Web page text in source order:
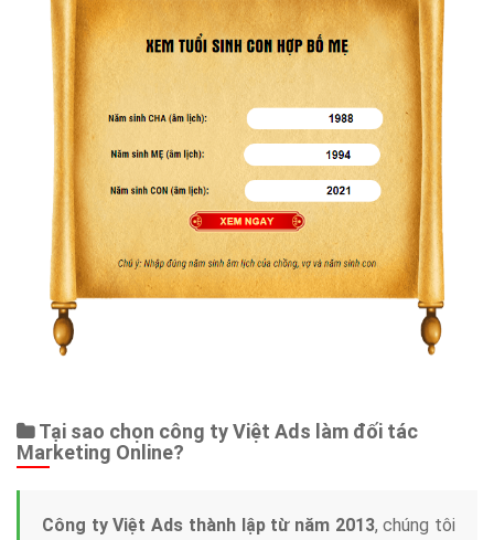
Tại sao chọn công ty Việt Ads làm đối tác
Marketing Online?
Công ty Việt Ads thành lập từ năm 2013, chúng tôi